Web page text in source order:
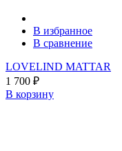
В избранное
В сравнение
LOVELIND MATTAR
1 700 ₽
В корзину